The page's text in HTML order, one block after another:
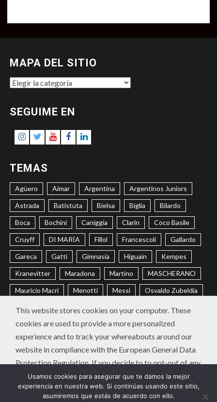
MAPA DEL SITIO
MAPA
SITIO
SEGUIME EN
Instagram
Twitter
Youtube
Facebook
LinkedIn
TEMAS
Agüero Aimar Argentina Argentinos Juniors
Astrada Batistuta Bielsa Biglia Bilardo
Boca Bochini Caniggia Clarín Coco Basile
Cruyff DI MARÍA Fillol Francescoli Gallardo
Gareca Gatti Gimnasia Higuaín Kempes
Kranevitter Maradona Martino MASCHERANO
Mauricio Macri Menotti Messi Osvaldo Zubeldía
Passarella Pochettino Ramón Díaz
Riquelme River Russo Sabella Sampaoli
Selección Argentina Trobbiani Veira Vélez
CONTACTO POLÍTICA DE PRIVACIDAD
Instagram
Twitter
Youtube
Facebook
LinkedIn
Usamos cookies para asegurar que te damos la mejor
experiencia en nuestra web. Si continúas usando este sitio,
asumiremos que estás de acuerdo con ello.
This website stores cookies on your computer. These
cookies are used to provide a more personalized
experience and to track your whereabouts around our
website in compliance with the European General Data
Protection Regulation. If you decide to to opt-out of any
future tracking, a cookie will be setup in your browser to
remember this choice for one year.